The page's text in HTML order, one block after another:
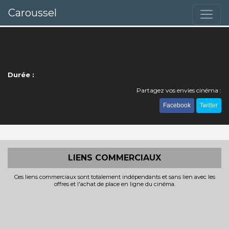
Caroussel
Durée :
Partagez vos envies cinéma :
Facebook Twitter
LIENS COMMERCIAUX
Ces liens commerciaux sont totalement indépendants et sans lien avec les
offres et l'achat de place en ligne du cinéma.